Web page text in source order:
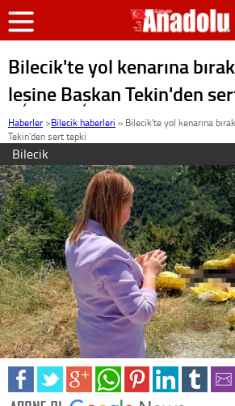
Bilecik'te yol kenarına
leşine Başkan Tekin'den
Haberler >Bilecik haberleri » Bilecik'te yol kenarına
Tekin'den sert tepki
Bilecik